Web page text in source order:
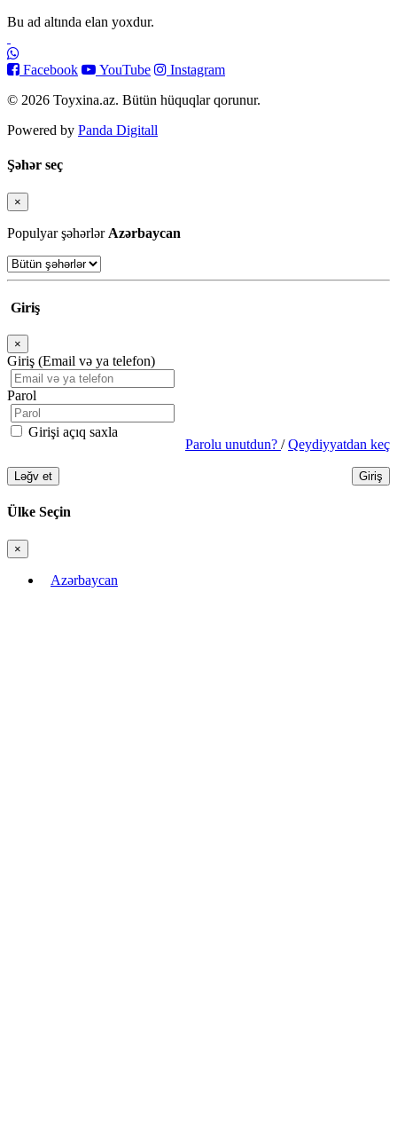
Bu ad altında elan yoxdur.
Facebook YouTube
Instagram
© 2026 Toyxina.az. Bütün hüquqlar qorunur.
Powered by Panda Digitall
Şəhər seç
×
Bağla
Populyar şəhərlər Azərbaycan
Giriş
×
Bağla
Giriş (Email və ya telefon)
Parol
Girişi açıq saxla
Parolu unutdun? /Qeydiyyatdan keç
Ləğv et Giriş
Ülke Seçin
×
Bağla
Azərbaycan